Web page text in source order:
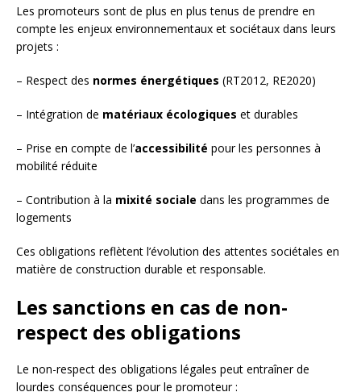
Les promoteurs sont de plus en plus tenus de prendre en
compte les enjeux environnementaux et sociétaux dans leurs
projets :
– Respect des normes énergétiques (RT2012, RE2020)
– Intégration de matériaux écologiques et durables
– Prise en compte de l’accessibilité pour les personnes à
mobilité réduite
– Contribution à la mixité sociale dans les programmes de
logements
Ces obligations reflètent l’évolution des attentes sociétales en
matière de construction durable et responsable.
Les sanctions en cas de non-
respect des obligations
Le non-respect des obligations légales peut entraîner de
lourdes conséquences pour le promoteur :